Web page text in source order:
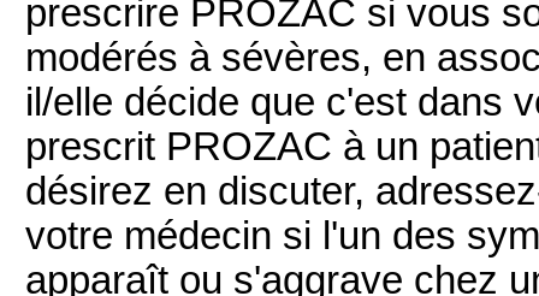
prescrire PROZAC si vous
modérés à sévères, en
il/elle décide que c'est dans
prescrit PROZAC à un
désirez en discuter,
votre médecin si l'un des
apparaît ou s'aggrave chez